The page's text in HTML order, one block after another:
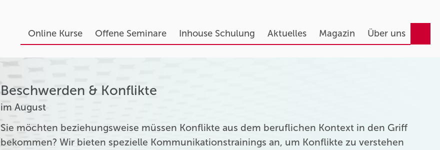
Online Kurse Offene Seminare Inhouse Schulung Aktuelles Magazin Über uns
Beschwerden & Konflikte
im August
Sie möchten beziehungsweise müssen Konflikte aus dem beruflichen Kontext in den Griff
bekommen? Wir bieten spezielle Kommunikationstrainings an, um Konflikte zu verstehen